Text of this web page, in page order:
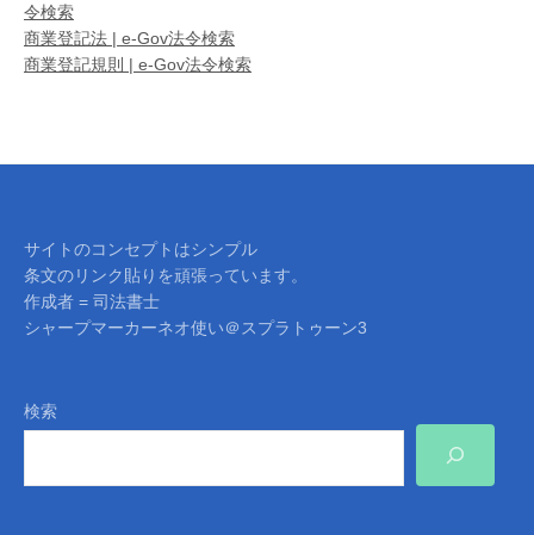
令検索
商業登記法 | e-Gov法令検索
商業登記規則 | e-Gov法令検索
サイトのコンセプトはシンプル
条文のリンク貼りを頑張っています。
作成者 = 司法書士
シャープマーカーネオ使い＠スプラトゥーン3
検索